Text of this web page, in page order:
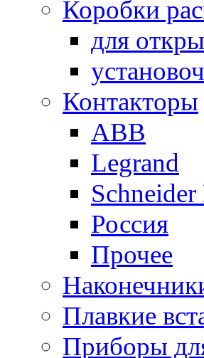
Коробки
для
Контакторы
ABB
Legrand
Россия
Прочее
Плавкие
Приборы